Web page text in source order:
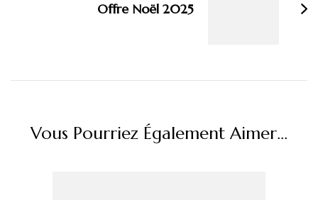
Offre Noël 2025
Vous Pourriez Également Aimer...